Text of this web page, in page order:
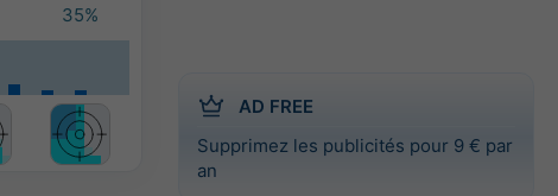
AD FREE
Supprimez les publicités pour 9 € par
an
35%